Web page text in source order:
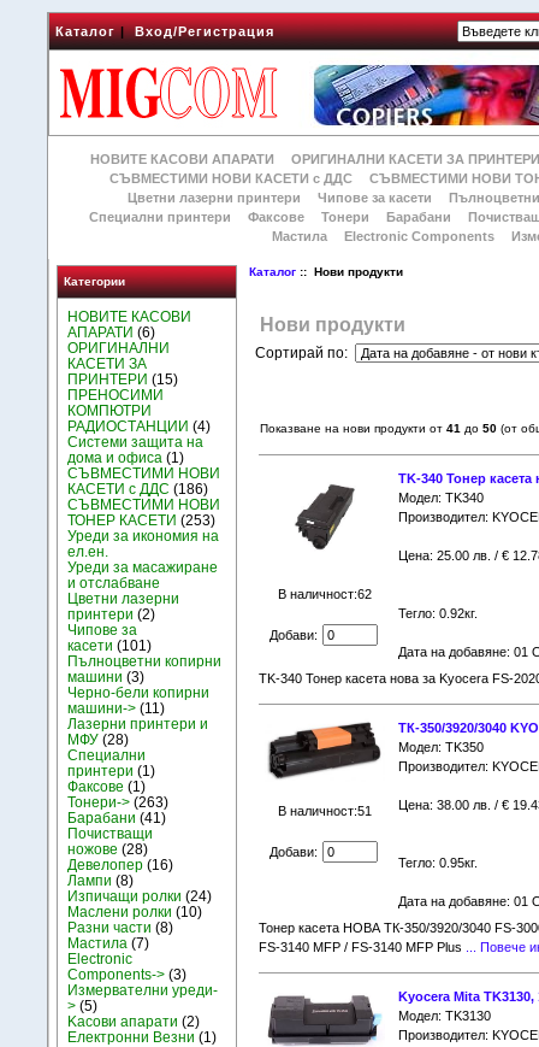
Каталог|Вход/Регистрация
НОВИТЕ КАСОВИ АПАРАТИ
ОРИГИНАЛНИ КАСЕТИ ЗА
СЪВМЕСТИМИ НОВИ КАСЕТИ с ДДС
СЪВМЕСТИМИ НОВИ
Цветни лазерни принтери
Чипове за касети
Специални принтери
Факсове Тонери Барабани
Мастила
Electronic Components
Категории
НОВИТЕ КАСОВИ
АПАРАТИ (6)
ОРИГИНАЛНИ
КАСЕТИ ЗА
ПРИНТЕРИ (15)
ПРЕНОСИМИ
КОМПЮТРИ
РАДИОСТАНЦИИ (4)
Системи защита на
дома и офиса (1)
СЪВМЕСТИМИ НОВИ
КАСЕТИ с ДДС (186)
СЪВМЕСТИМИ НОВИ
ТОНЕР КАСЕТИ (253)
Уреди за икономия на
ел.ен.
Уреди за масажиране
и отслабване
Цветни лазерни
принтери (2)
Чипове за
касети (101)
Пълноцветни копирни
машини (3)
Черно-бели копирни
машини-> (11)
Лазерни принтери и
МФУ (28)
Специални
принтери (1)
Факсове (1)
Тонери-> (263)
Барабани (41)
Почистващи
ножове (28)
Девелопер (16)
Лампи (8)
Изпичащи ролки (24)
Маслени ролки (10)
Разни части (8)
Мастила (7)
Electronic
Components-> (3)
Измервателни уреди-
> (5)
Kасови апарати (2)
Електронни Везни (1)
Каталог :: Нови продукти
Нови продукти
Сортирай по:
Показване на нови продукти от 41 до 50(от
В наличност:62
Добави:
TK-340 Тонер касета
Модел: TK340
Производител:
Цена: 25.00 лв. / €
Тегло: 0.92кг.
Дата на добавяне: 01
TK-340 Тонер касета нова за Kyocera FS-
В наличност:51
Добави:
ТК-350/3920/3040
Модел: TK350
Производител:
Цена: 38.00 лв. / €
Тегло: 0.95кг.
Дата на добавяне: 01
Тонер касета НОВА ТК-350/3920/3040 FS-
FS-3140 MFP / FS-3140 MFP Plus ... Повече
Kyocera Mita TK3130,
Модел: TK3130
Производител: